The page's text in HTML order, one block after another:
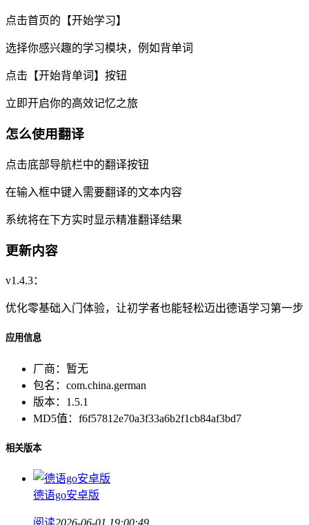
点击首页的【开始学习】
选择你感兴趣的学习模块，例如背单词
点击【开始背单词】按钮
立即开启你的高效记忆之旅
怎么使用翻译
点击底部导航栏中的翻译按钮
在输入框中键入需要翻译的文本内容
系统将在下方实时显示精准翻译结果
更新内容
v1.4.3：
优化零基础入门体验，让初学者也能轻松迈出德语学习第一步
应用信息
厂商： 暂无
包名： com.china.german
版本： 1.5.1
MD5值： f6f57812e70a3f33a6b2f1cb84af3bd7
相关版本
德语go安卓版
阅读2026-06-01 19:00:49